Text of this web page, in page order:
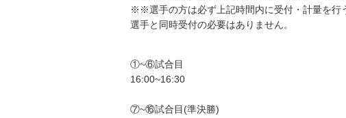
※※選手の方は必ず上記時間内に受付・計量を行
選手と同時受付の必要はありません。
①~⑥試合目
16:00~16:30
⑦~⑯試合目(準決勝)